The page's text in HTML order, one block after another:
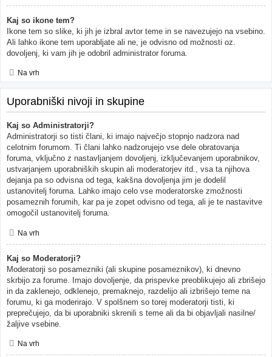
Kaj so ikone tem?
Ikone tem so slike, ki jih je izbral avtor teme in se navezujejo na vsebino.
Ali lahko ikone tem uporabljate ali ne, je odvisno od možnosti oz.
dovoljenj, ki vam jih je odobril administrator foruma.
Na vrh
Uporabniški nivoji in skupine
Kaj so Administratorji?
Administratorji so tisti člani, ki imajo največjo stopnjo nadzora nad
celotnim forumom. Ti člani lahko nadzorujejo vse dele obratovanja
foruma, vključno z nastavljanjem dovoljenj, izključevanjem uporabnikov,
ustvarjanjem uporabniških skupin ali moderatorjev itd., vsa ta njihova
dejanja pa so odvisna od tega, kakšna dovoljenja jim je dodelil
ustanovitelj foruma. Lahko imajo celo vse moderatorske zmožnosti
posameznih forumih, kar pa je zopet odvisno od tega, ali je te nastavitve
omogočil ustanovitelj foruma.
Na vrh
Kaj so Moderatorji?
Moderatorji so posamezniki (ali skupine posameznikov), ki dnevno
skrbijo za forume. Imajo dovoljenje, da prispevke preoblikujejo ali zbrišejo
in da zaklenejo, odklenejo, premaknejo, razdelijo ali izbrišejo teme na
forumu, ki ga moderirajo. V spolšnem so torej moderatorji tisti, ki
preprečujejo, da bi uporabniki skrenili s teme ali da bi objavljali nasilne/
žaljive vsebine.
Na vrh